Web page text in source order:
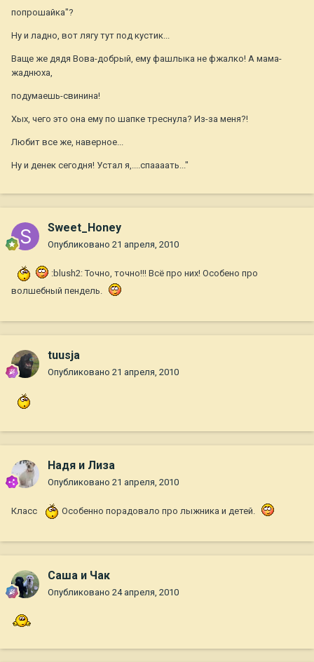
попрошайка"?
Ну и ладно, вот лягу тут под кустик...
Ваще же дядя Вова-добрый, ему фашлыка не фжалко! А мама-
жаднюха,
подумаешь-свинина!
Хых, чего это она ему по шапке треснула? Из-за меня?!
Любит все же, наверное...
Ну и денек сегодня! Устал я,....спаааать..."
Sweet_Honey
Опубликовано 21 апреля, 2010
:blush2: Точно, точно!!! Всё про них! Особено про
волшебный пендель.
tuusja
Опубликовано 21 апреля, 2010
Надя и Лиза
Опубликовано 21 апреля, 2010
Класс Особенно порадовало про лыжника и детей.
Саша и Чак
Опубликовано 24 апреля, 2010